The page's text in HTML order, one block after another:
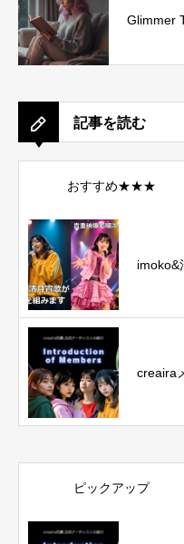
Glimmer
記事を読む
おすすめ★★★
imoko&
creaira
ピックアップ